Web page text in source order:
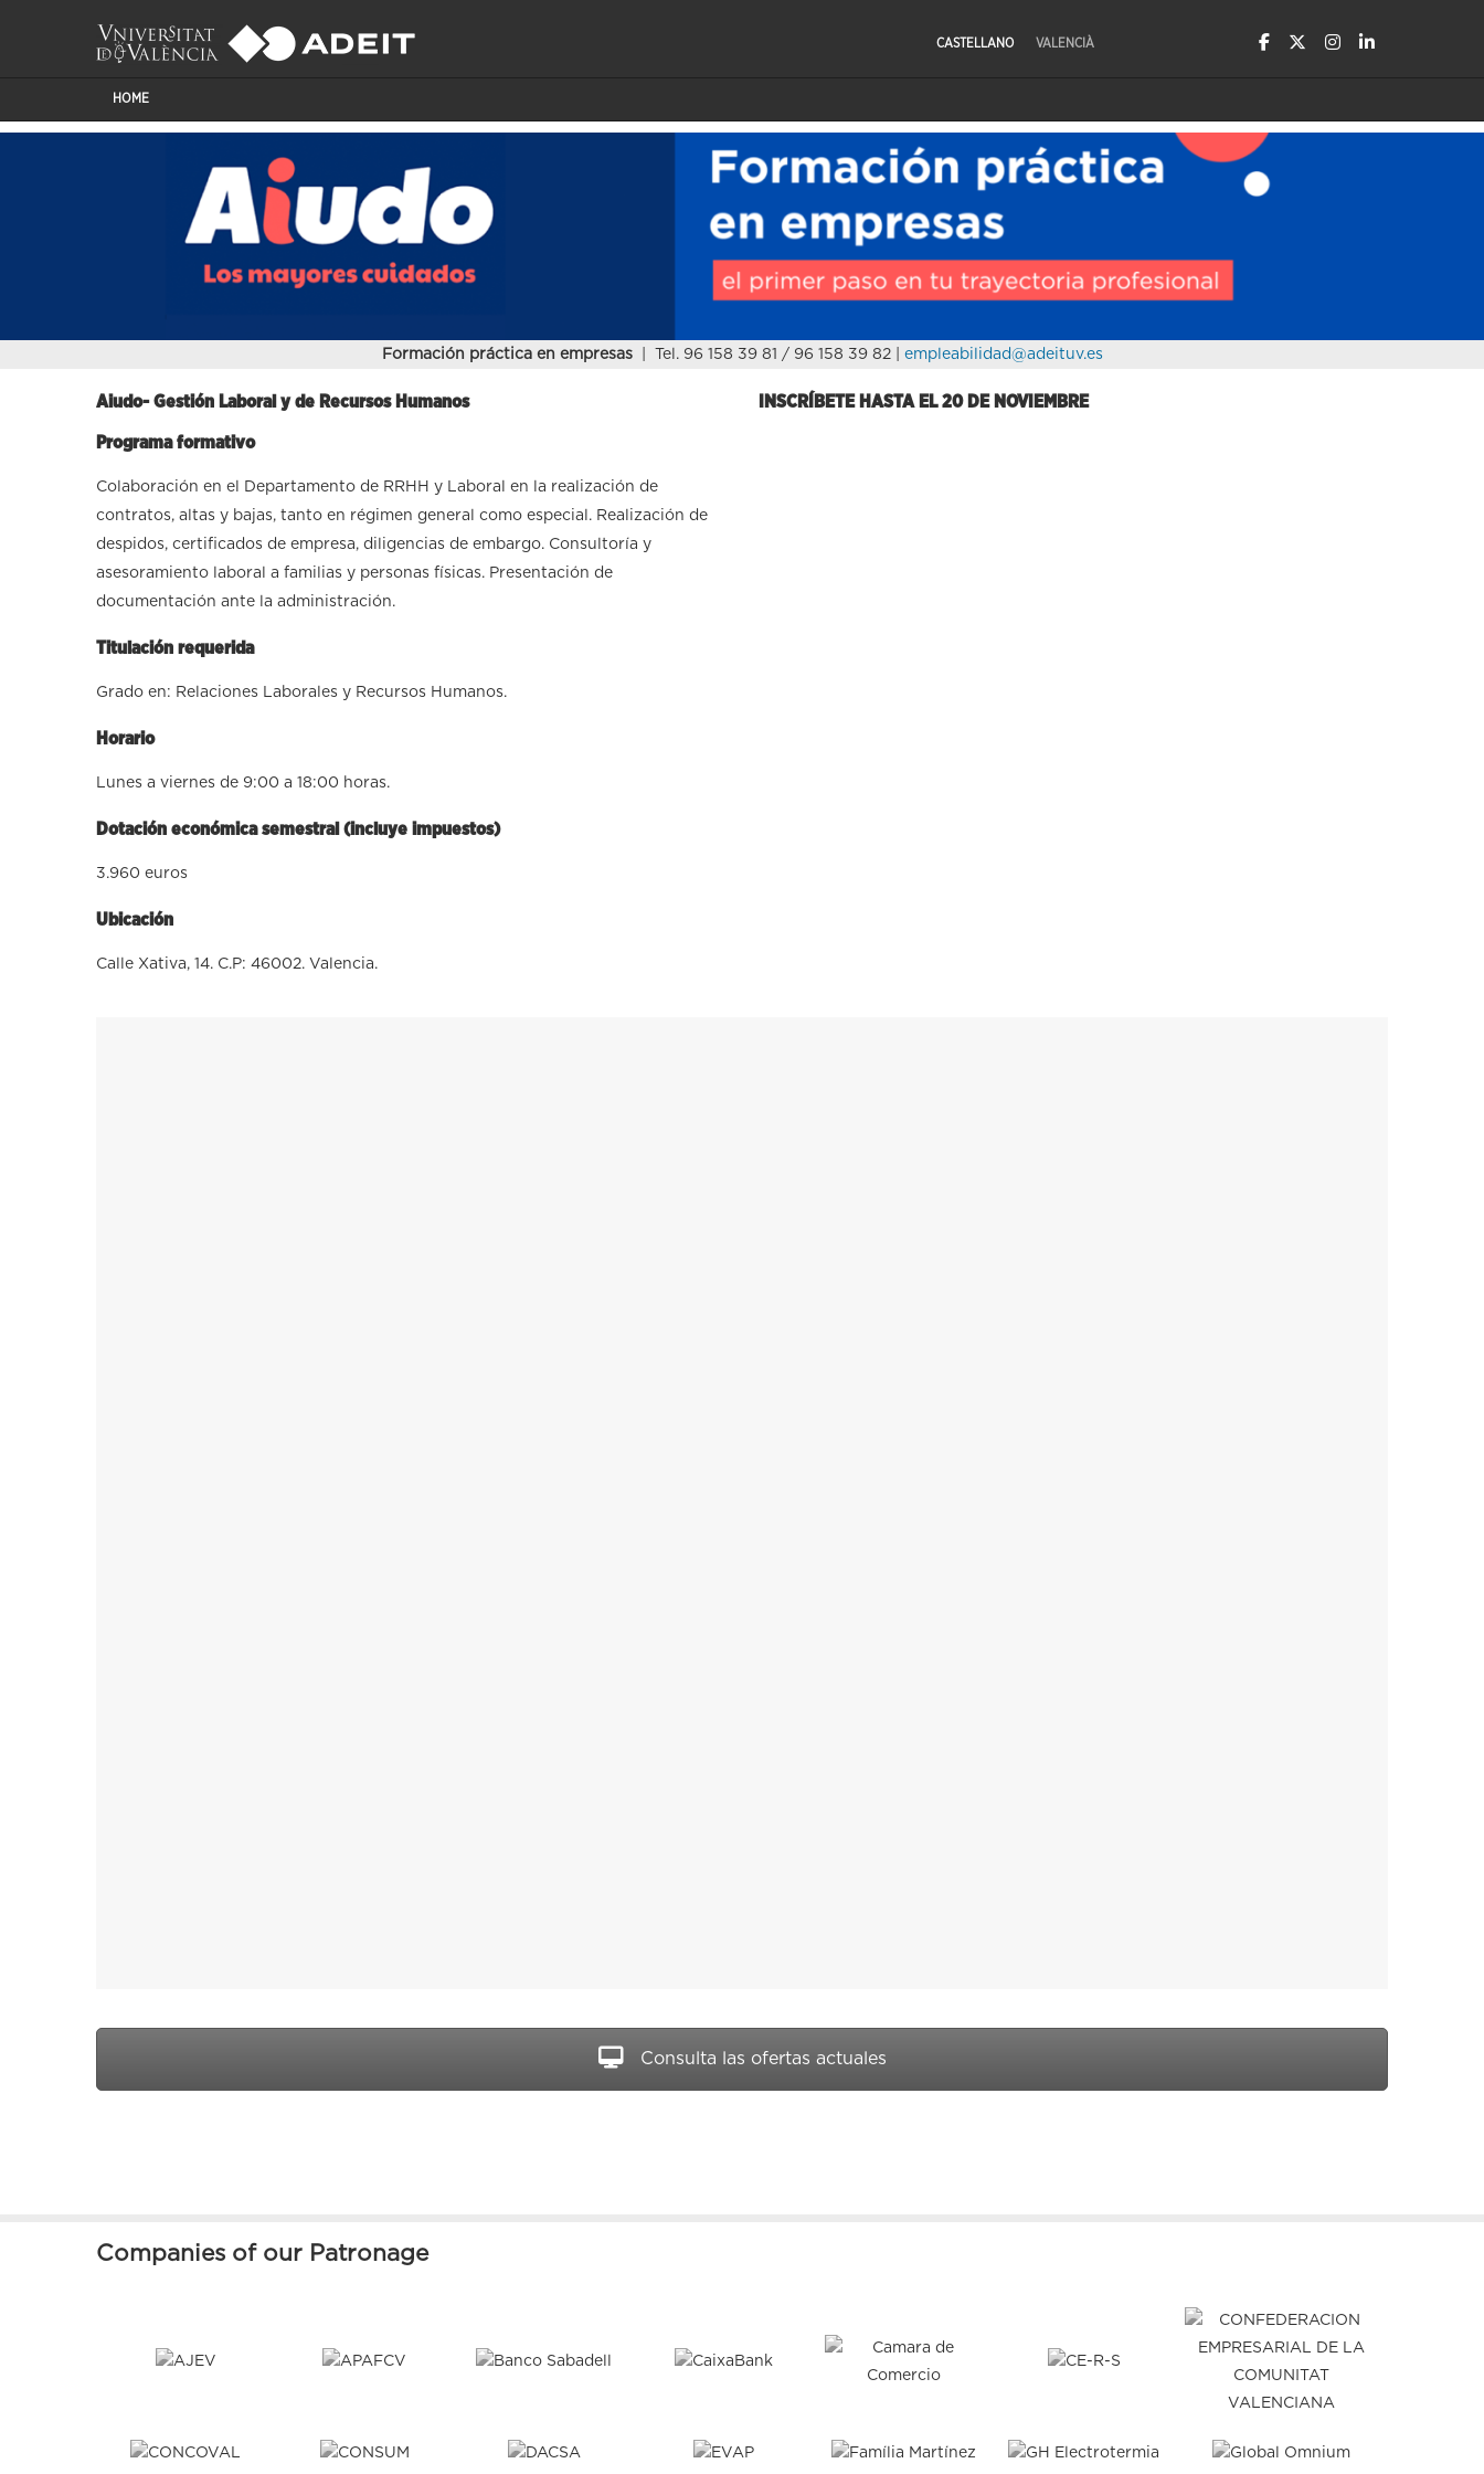
CASTELLANO VALENCIÀ
HOME
Formación práctica en empresas | Tel. 96 158 39 81 / 96 158 39 82 | empleabilidad@adeituv.es
Aiudo- Gestión Laboral y de Recursos Humanos
Programa formativo
Colaboración en el Departamento de RRHH y Laboral en la realización de
contratos, altas y bajas, tanto en régimen general como especial. Realización de
despidos, certificados de empresa, diligencias de embargo. Consultoría y
asesoramiento laboral a familias y personas físicas. Presentación de
documentación ante la administración.
Titulación requerida
Grado en: Relaciones Laborales y Recursos Humanos.
Horario
Lunes a viernes de 9:00 a 18:00 horas.
Dotación económica semestral (incluye impuestos)
3.960 euros
Ubicación
Calle Xativa, 14. C.P: 46002. Valencia.
INSCRÍBETE HASTA EL 20 DE NOVIEMBRE
Consulta las ofertas actuales
Companies of our Patronage